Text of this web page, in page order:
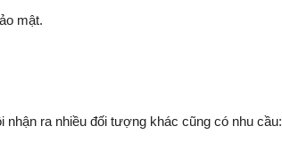
mật.
ra nhiều đối tượng khác cũng có nhu cầu: